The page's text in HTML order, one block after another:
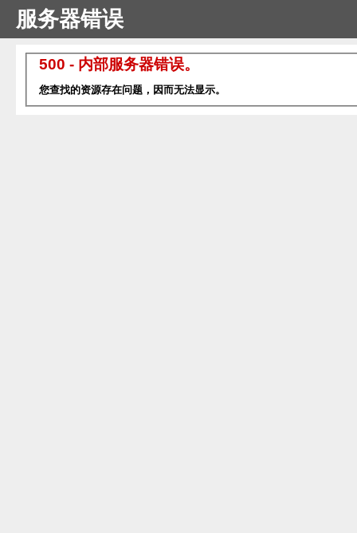
服务器错误
500 - 内部服务器错误。
您查找的资源存在问题，因而无法显示。